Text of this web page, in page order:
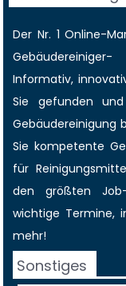
Der Nr. 1 Online-
Gebäudereiniger-
Informativ,
Sie gefunden
Gebäudereinigung
Sie kompetente
für
den größten
wichtige Termine,
mehr!
Sonstiges